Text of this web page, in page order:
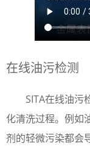
在线油污检测
SITA在线油污
化清洗过程。例如
剂的轻微污染都会